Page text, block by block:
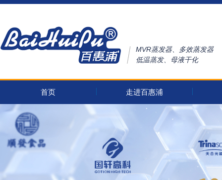
MVR蒸发器、多效蒸发器
低温蒸发、母液干化
首页 走进百惠浦